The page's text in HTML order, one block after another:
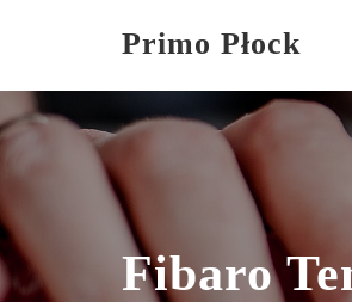
Primo Płock
Fibaro